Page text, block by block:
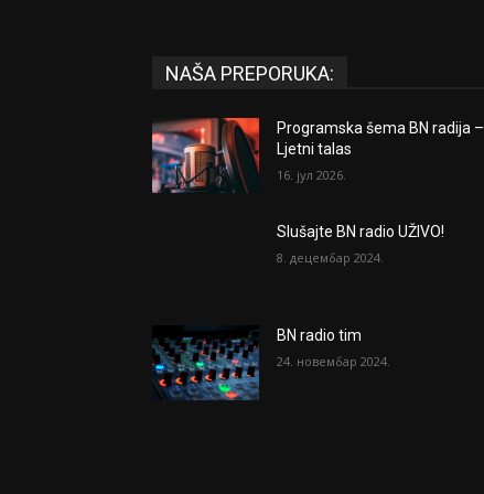
NAŠA PREPORUKA:
Programska šema BN radija –
Ljetni talas
16. јул 2026.
Slušajte BN radio UŽIVO!
8. децембар 2024.
BN radio tim
24. новембар 2024.